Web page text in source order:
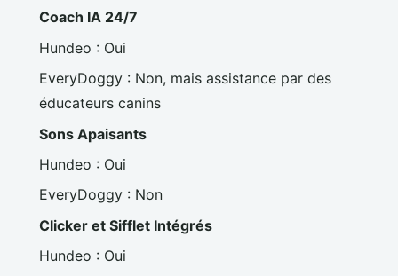
Coach IA 24/7
Hundeo : Oui
EveryDoggy : Non, mais assistance par des
éducateurs canins
Sons Apaisants
Hundeo : Oui
EveryDoggy : Non
Clicker et Sifflet Intégrés
Hundeo : Oui